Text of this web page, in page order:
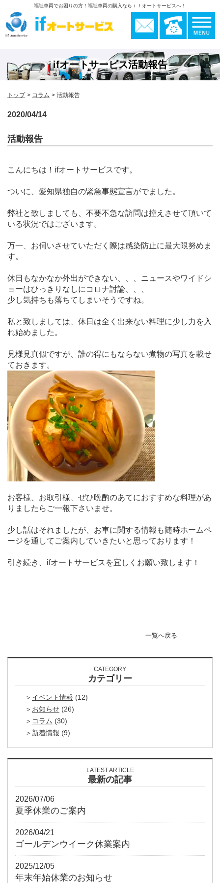
福祉車両でお困りの方！福祉車両の購入ならｉｆオートサービスへ！
ifオートサービス活動報告
トップ コラム 活動報告
2020/04/14
活動報告
こんにちは！ifオートサービスです。
ついに、愛知県独自の緊急事態宣言がでました。
弊社と致しましても、不要不急な訪問は控えさせて頂いて
いる状況ではございます。
万一、お伺いさせていただく際は感染防止に最大限努めま
す。
休日もなかなか外出ができない、、、ニュースやワイドシ
ョーはひっきりなしにコロナ討論、、、
少し気持ちも落ちてしまいそうですね。
私と致しましては、休日は全く出来ない料理に少し力を入
れ始めました。
見様見真似ですが、誰の得にもならない煮物の写真を載せ
ておきます。
お客様、お取引様、ぜひ晩酌のあてにおすすめな料理があ
りましたらご一報下さいませ。
少し話はそれましたが、お車に関する情報も随時ホームペ
ージを通してご案内していきたいと思っております！
引き続き、ifオートサービスを宜しくお願い致します！
一覧へ戻る
CATEGORY
カテゴリー
イベント情報 (12)
お知らせ (26)
コラム (30)
新着情報 (9)
LATEST ARTICLE
最新の記事
2026/07/06
夏季休業のご案内
2026/04/21
ゴールデンウイーク休業案内
2025/12/05
年末年始休業のお知らせ